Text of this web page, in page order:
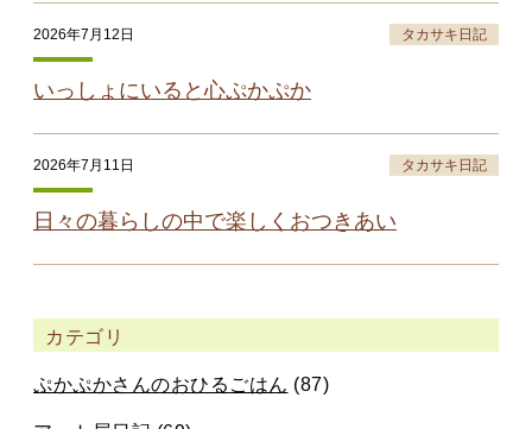
2026年7月12日 タカサキ日記
いっしょにいると心ぷかぷか
2026年7月11日 タカサキ日記
日々の暮らしの中で楽しくおつきあい
カテゴリ
ぷかぷかさんのおひるごはん (87)